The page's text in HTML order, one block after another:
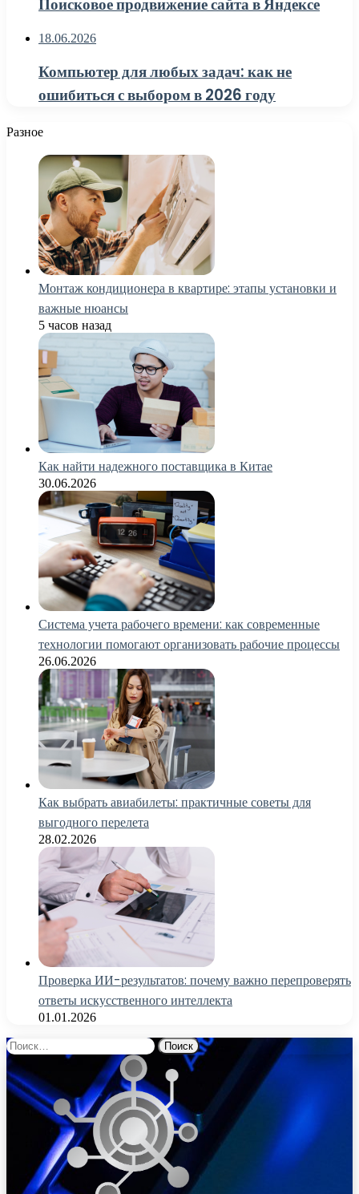
Поисковое продвижение сайта в Яндексе
18.06.2026
Компьютер для любых задач: как не
ошибиться с выбором в 2026 году
Разное
Монтаж кондиционера в квартире: этапы установки и
важные нюансы
5 часов назад
Как найти надежного поставщика в Китае
30.06.2026
Система учета рабочего времени: как современные
технологии помогают организовать рабочие процессы
26.06.2026
Как выбрать авиабилеты: практичные советы для
выгодного перелета
28.02.2026
Проверка ИИ-результатов: почему важно перепроверять
ответы искусственного интеллекта
01.01.2026
Найти: